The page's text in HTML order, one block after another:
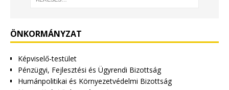
ÖNKORMÁNYZAT
Képviselő-testület
Pénzügyi, Fejlesztési és Ügyrendi Bizottság
Humánpolitikai és Környezetvédelmi Bizottság